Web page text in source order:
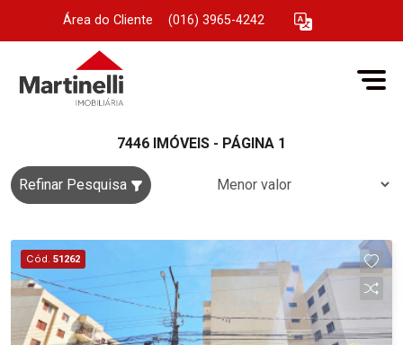
Área do Cliente (016) 3965-4242
7446 IMÓVEIS - PÁGINA 1
Refinar Pesquisa
Cód. 51262